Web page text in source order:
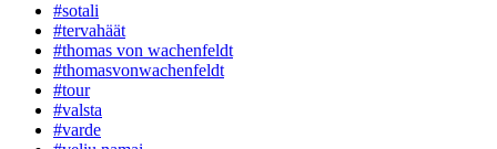
#sotali
#tervahäät
#thomas von wachenfeldt
#thomasvonwachenfeldt
#tour
#valsta
#varde